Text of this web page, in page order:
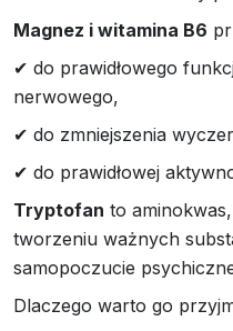
Magnez i witamina B6
✔ do prawidłowego
nerwowego,
✔ do zmniejszenia
✔ do prawidłowej
Tryptofan to
tworzeniu ważnych
samopoczucie
Dlaczego warto go